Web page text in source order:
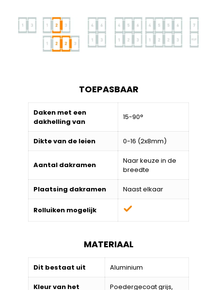
TOEPASBAAR
Daken met een
dakhelling van
15-90°
Dikte van de leien 0-16 (2x8mm)
Aantal dakramen
Naar keuze in de
breedte
Plaatsing dakramen Naast elkaar
Rolluiken mogelijk
MATERIAAL
Dit bestaat uit Aluminium
Kleur van het Poedergecoat grijs,